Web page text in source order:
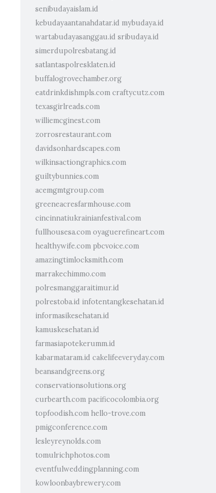
senibudayaislam.id
kebudayaantanahdatar.id mybudaya.id
wartabudayasanggau.id sribudaya.id
simerdupolresbatang.id
satlantaspolresklaten.id
buffalogrovechamber.org
eatdrinkdishmpls.com craftycutz.com
texasgirlreads.com
williemcginest.com
zorrosrestaurant.com
davidsonhardscapes.com
wilkinsactiongraphics.com
guiltybunnies.com
acemgmtgroup.com
greeneacresfarmhouse.com
cincinnatiukrainianfestival.com
fullhousesa.com oyaguerefineart.com
healthywife.com pbcvoice.com
amazingtimlocksmith.com
marrakechimmo.com
polresmanggaraitimur.id
polrestoba.id infotentangkesehatan.id
informasikesehatan.id
kamuskesehatan.id
farmasiapotekerumm.id
kabarmataram.id cakelifeeveryday.com
beansandgreens.org
conservationsolutions.org
curbearth.com pacificocolombia.org
topfoodish.com hello-trove.com
pmigconference.com
lesleyreynolds.com
tomulrichphotos.com
eventfulweddingplanning.com
kowloonbaybrewery.com